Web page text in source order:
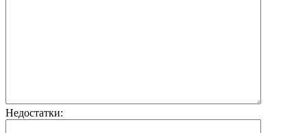
Недостатки: